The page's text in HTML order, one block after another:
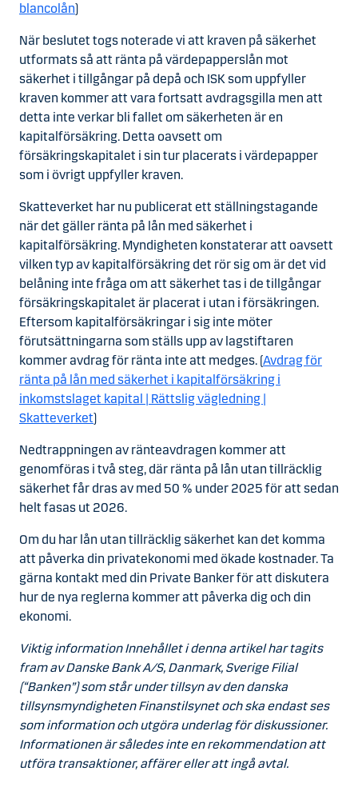
blancolån)
När beslutet togs noterade vi att kraven på säkerhet
utformats så att ränta på värdepapperslån mot
säkerhet i tillgångar på depå och ISK som uppfyller
kraven kommer att vara fortsatt avdragsgilla men att
detta inte verkar bli fallet om säkerheten är en
kapitalförsäkring. Detta oavsett om
försäkringskapitalet i sin tur placerats i värdepapper
som i övrigt uppfyller kraven.
Skatteverket har nu publicerat ett ställningstagande
när det gäller ränta på lån med säkerhet i
kapitalförsäkring. Myndigheten konstaterar att oavsett
vilken typ av kapitalförsäkring det rör sig om är det vid
belåning inte fråga om att säkerhet tas i de tillgångar
försäkringskapitalet är placerat i utan i försäkringen.
Eftersom kapitalförsäkringar i sig inte möter
förutsättningarna som ställs upp av lagstiftaren
kommer avdrag för ränta inte att medges. (Avdrag för
ränta på lån med säkerhet i kapitalförsäkring i
inkomstslaget kapital | Rättslig vägledning |
Skatteverket)
Nedtrappningen av ränteavdragen kommer att
genomföras i två steg, där ränta på lån utan tillräcklig
säkerhet får dras av med 50 % under 2025 för att sedan
helt fasas ut 2026.
Om du har lån utan tillräcklig säkerhet kan det komma
att påverka din privatekonomi med ökade kostnader. Ta
gärna kontakt med din Private Banker för att diskutera
hur de nya reglerna kommer att påverka dig och din
ekonomi.
Viktig information Innehållet i denna artikel har tagits
fram av Danske Bank A/S, Danmark, Sverige Filial
(“Banken”) som står under tillsyn av den danska
tillsynsmyndigheten Finanstilsynet och ska endast ses
som information och utgöra underlag för diskussioner.
Informationen är således inte en rekommendation att
utföra transaktioner, affärer eller att ingå avtal.